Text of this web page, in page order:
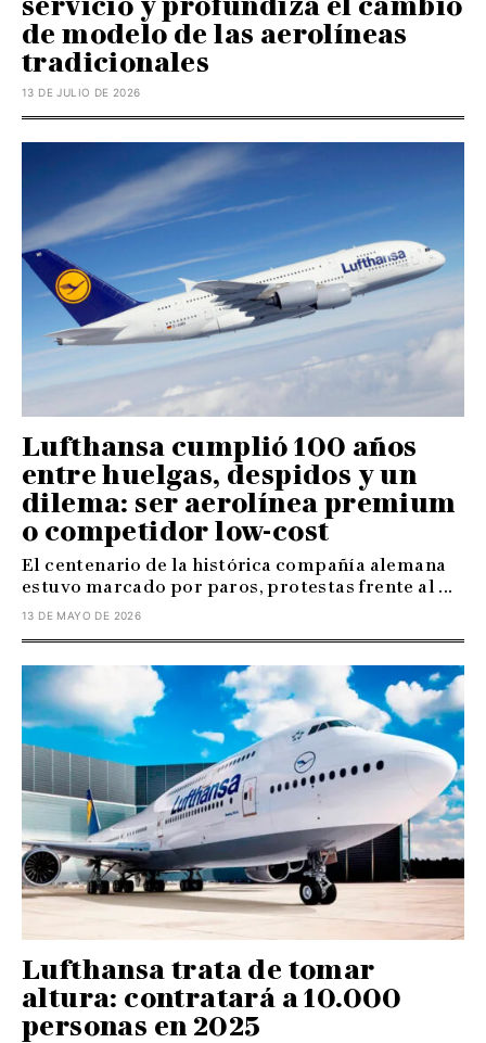
de modelo de las aerolíneas
tradicionales
13 DE JULIO DE 2026
Lufthansa cumplió 100 años
entre huelgas, despidos y un
dilema: ser aerolínea premium
o competidor low-cost
El centenario de la histórica compañía alemana
estuvo marcado por paros, protestas frente al ...
13 DE MAYO DE 2026
Lufthansa trata de tomar
altura: contratará a 10.000
personas en 2025